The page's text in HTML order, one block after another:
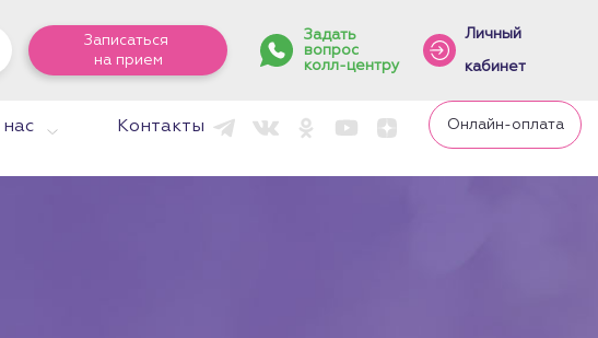
Записаться
на прием
Задать
вопрос
колл-центру
Личный
кабинет
Контакты Онлайн-оплата